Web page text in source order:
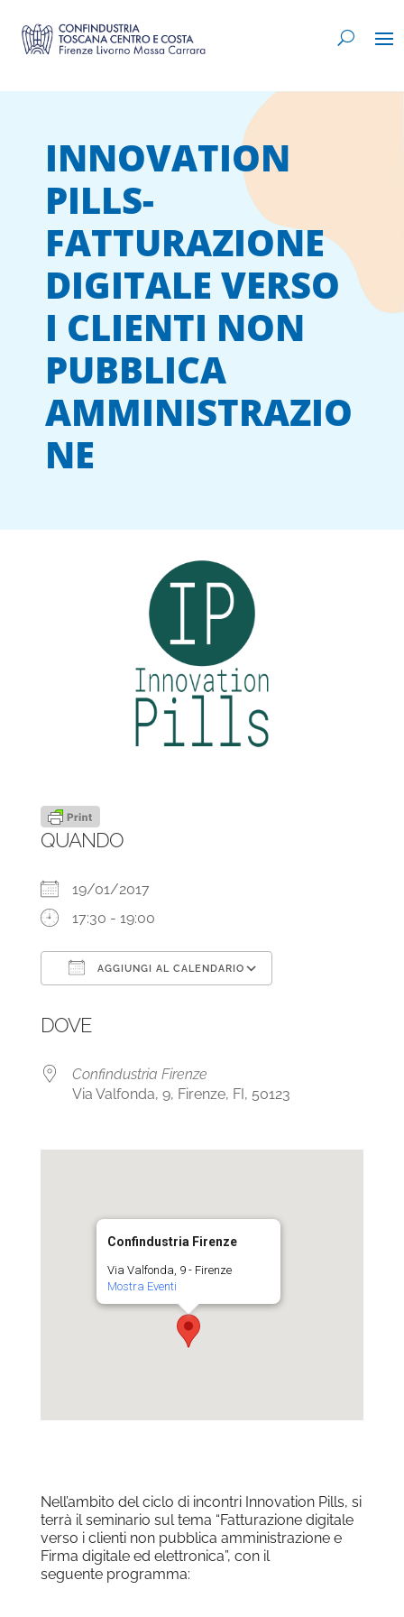
INNOVATION
PILLS-
FATTURAZIONE
DIGITALE VERSO
I CLIENTI NON
PUBBLICA
AMMINISTRAZIO
NE
QUANDO
19/01/2017
17:30 - 19:00
AGGIUNGI AL CALENDARIO
DOVE
Confindustria Firenze
Via Valfonda, 9, Firenze, FI, 50123
Confindustria Firenze
Via Valfonda, 9 - Firenze
Mostra Eventi
Nell’ambito del ciclo di incontri Innovation Pills, si
terrà il seminario sul tema “Fatturazione digitale
verso i clienti non pubblica amministrazione e
Firma digitale ed elettronica”, con il
seguente programma: